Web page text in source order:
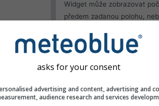
Widget může zobrazovat
předem zadanou polohu,
návštěvníka vašeho webu.
Použít aktuální
Zjistit polohu
Vzhled
asks for your consent
advertising and content, advertising and
audience research and services